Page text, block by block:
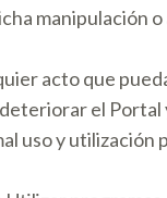
manipulación
acto que
el Portal
uso y utilización